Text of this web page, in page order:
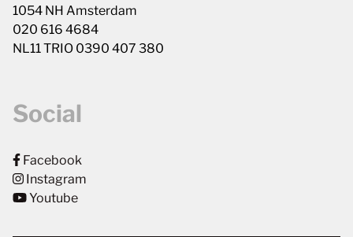
1054 NH Amsterdam
020 616 4684
NL11 TRIO 0390 407 380
Social
Facebook
Instagram
Youtube